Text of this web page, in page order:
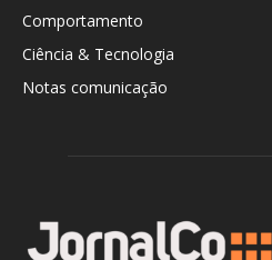
Comportamento
Ciência & Tecnologia
Notas comunicação